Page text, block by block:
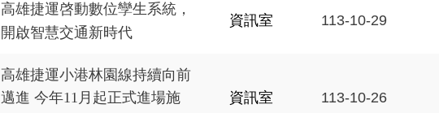
高雄捷運啓動數位孿生系統，
開啟智慧交通新時代
資訊室 113-10-29
高雄捷運小港林園線持續向前
邁進 今年11月起正式進場施
資訊室 113-10-26